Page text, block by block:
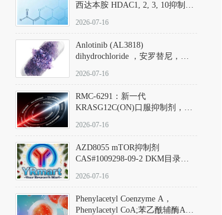
西达本胺 HDAC1, 2, 3, 10抑制剂
D808567) - DKM活性分子
2026-07-16
Anlotinib (AL3818)
dihydrochloride ，安罗替尼，
Hydrochloride实验方法步骤SOP
2026-07-16
RMC-6291：新一代
KRASG12C(ON)口服抑制剂，
(Elironrasib)CAS#2641998-63-0
2026-07-16
AZD8055 mTOR抑制剂
CAS#1009298-09-2 DKM目录号
激酶抑制剂的深度剖析
2026-07-16
Phenylacetyl Coenzyme A，
Phenylacetyl CoA;苯乙酰辅酶A